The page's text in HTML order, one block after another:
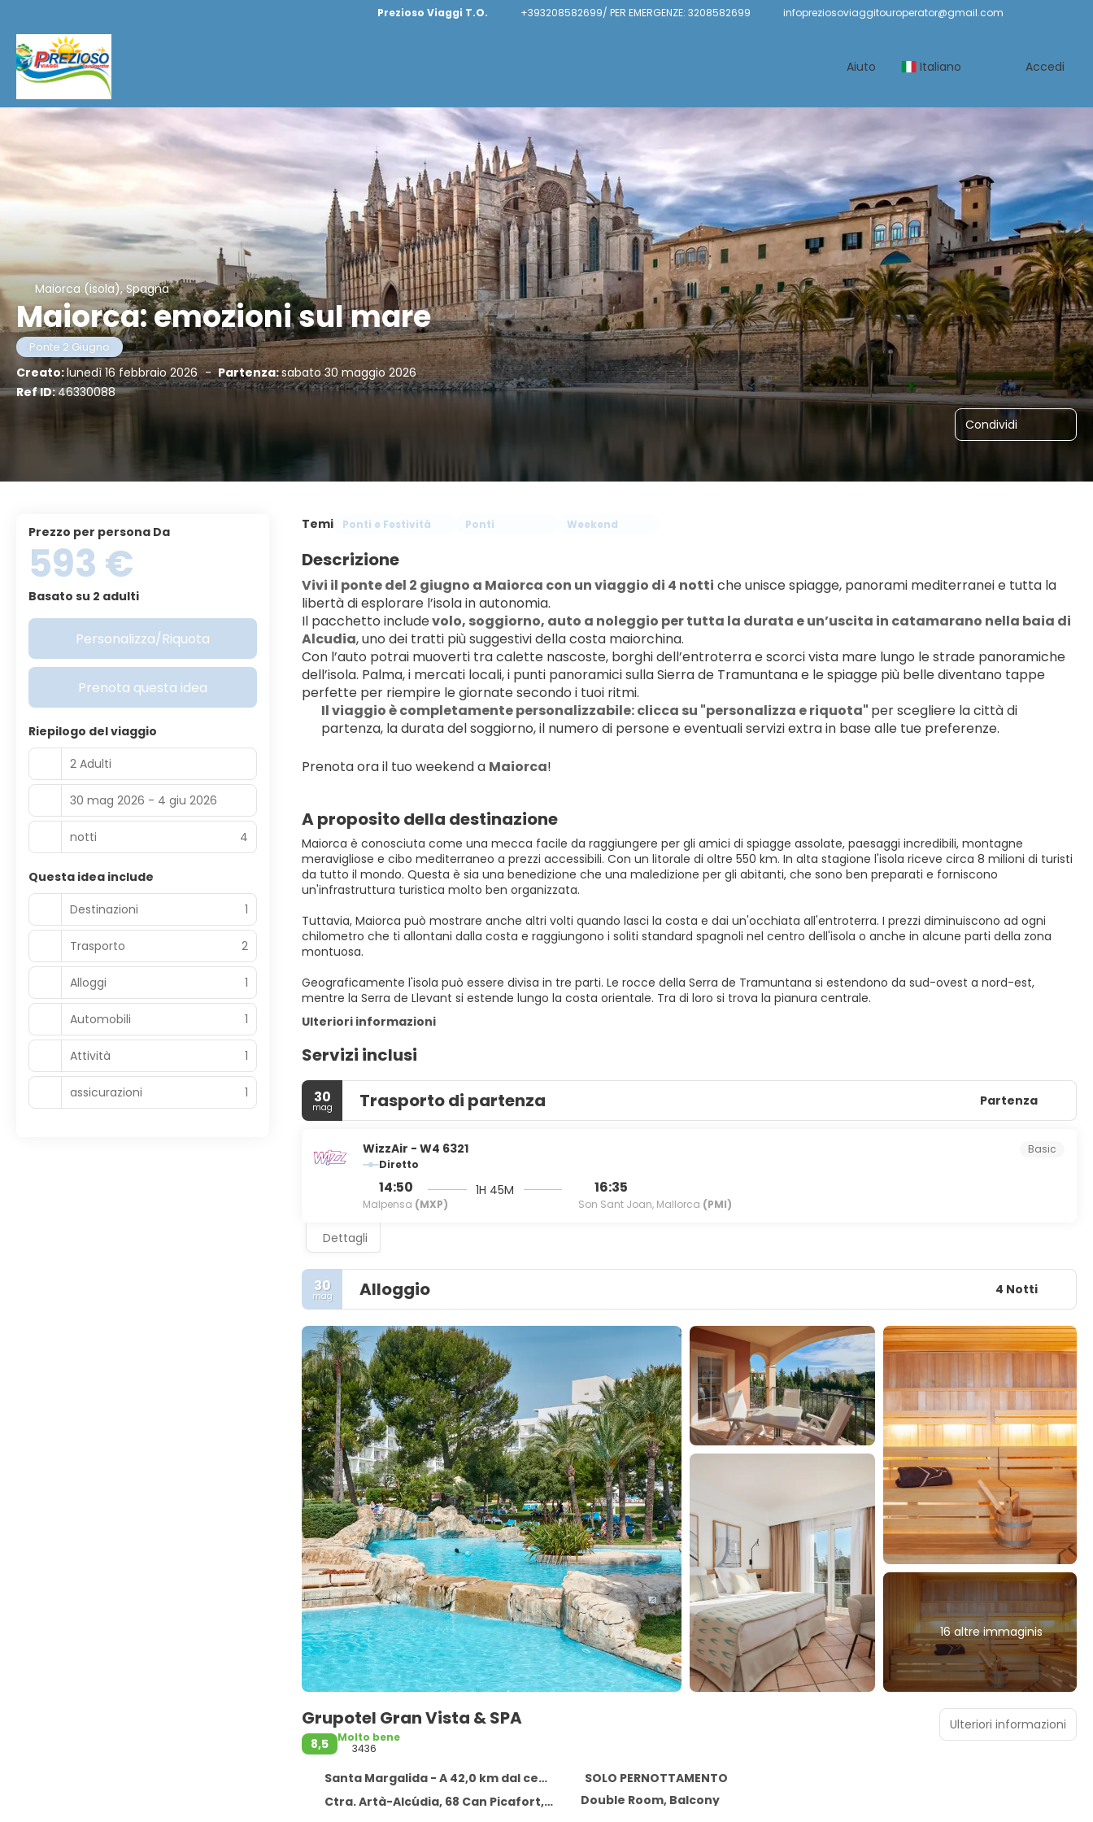
Prezioso Viaggi T.O. +393208582699/ PER EMERGENZE: 3208582699 infopreziosoviaggitouroperator@gmail.com
Aiuto Italiano Accedi
Maiorca (isola), Spagna
Maiorca: emozioni sul mare
Ponte 2 Giugno
Creato:lunedì 16 febbraio 2026 - Partenza:sabato 30 maggio 2026
Ref ID:46330088
Condividi
Temi Ponti e Festività Ponti Weekend
Descrizione
Vivi il ponte del 2 giugno a Maiorca con un viaggio di 4 notti che unisce spiagge, panorami mediterranei e tutta la
libertà di esplorare l’isola in autonomia.
Il pacchetto include volo, soggiorno, auto a noleggio per tutta la durata e un’uscita in catamarano nella baia di
Alcudia, uno dei tratti più suggestivi della costa maiorchina.
Con l’auto potrai muoverti tra calette nascoste, borghi dell’entroterra e scorci vista mare lungo le strade panoramiche
dell’isola. Palma, i mercati locali, i punti panoramici sulla Sierra de Tramuntana e le spiagge più belle diventano tappe
perfette per riempire le giornate secondo i tuoi ritmi.
Il viaggio è completamente personalizzabile: clicca su "personalizza e riquota" per scegliere la città di
partenza, la durata del soggiorno, il numero di persone e eventuali servizi extra in base alle tue preferenze.
Prenota ora il tuo weekend a Maiorca!
A proposito della destinazione
Maiorca è conosciuta come una mecca facile da raggiungere per gli amici di spiagge assolate, paesaggi incredibili, montagne
meravigliose e cibo mediterraneo a prezzi accessibili. Con un litorale di oltre 550 km. In alta stagione l'isola riceve circa 8 milioni di turisti
da tutto il mondo. Questa è sia una benedizione che una maledizione per gli abitanti, che sono ben preparati e forniscono
un'infrastruttura turistica molto ben organizzata.
Tuttavia, Maiorca può mostrare anche altri volti quando lasci la costa e dai un'occhiata all'entroterra. I prezzi diminuiscono ad ogni
chilometro che ti allontani dalla costa e raggiungono i soliti standard spagnoli nel centro dell'isola o anche in alcune parti della zona
montuosa.
Geograficamente l'isola può essere divisa in tre parti. Le rocce della Serra de Tramuntana si estendono da sud-ovest a nord-est,
Ulteriori informazioni
Servizi inclusi
30
mag Trasporto di partenza Partenza
WizzAir - W4 6321
Diretto
14:50
Malpensa (MXP)
1H 45M 16:35
Son Sant Joan, Mallorca (PMI)
Basic
Dettagli
30
mag Alloggio 4 Notti
16 altre immaginis
Grupotel Gran Vista & SPA
8,5
Molto bene
3436
Santa Margalida - A 42,0 km dal centro
SOLO PERNOTTAMENTO
Ctra. Artà-Alcúdia, 68 Can Picafort, Santa Margalida 7458
Double Room, Balcony
Ulteriori informazioni
Prezzo per persona Da
593 €
Basato su 2 adulti
Personalizza/Riquota
Prenota questa idea
Riepilogo del viaggio
2 Adulti
30 mag 2026 - 4 giu 2026
notti 4
Questa idea include
Destinazioni
1
Trasporto 2
Alloggi 1
Automobili 1
Attività 1
assicurazioni 1